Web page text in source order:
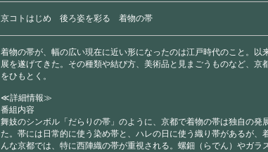
京コトはじめ 後ろ姿を彩る 着物の帯
着物の帯が、幅の広い現在に近い形になったのは江戸時代のこと。以
展を遂げてきた。その種類や結び方、美術品と見まごうものなど、京
をひもとく。
≪詳細情報≫
番組内容
舞妓のシンボル「だらりの帯」のように、京都で着物の帯は独自の発
た。帯には日常的に使う染め帯と、ハレの日に使う織り帯があるが、
んな京都では、特に西陣織の帯が重視される。螺鈿（らでん）やガラ